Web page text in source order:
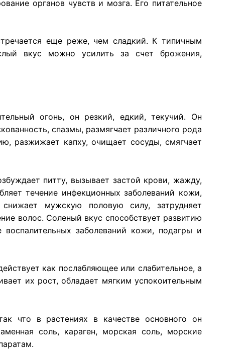
органов чувств и мозга. Его питательное
еще реже, чем сладкий. К типичным
вкус можно усилить за счет брожения,
огонь, он резкий, едкий, текучий. Он
спазмы, размягчает различного рода
разжижает капху, очищает сосуды, смягчает
питту, вызывает застой крови, жажду,
течение инфекционных заболеваний кожи,
мужскую половую силу, затрудняет
волос. Соленый вкус способствует развитию
заболеваний кожи, подагры и
как послабляющее или слабительное, а
их рост, обладает мягким успокоительным
что в растениях в качестве основного он
соль, караген, морская соль, морские